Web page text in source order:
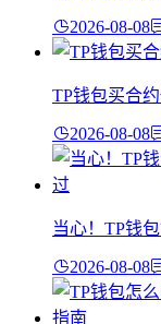
2026-08-08
TP钱包买合
2026-08-08
当心！TP钱
2026-08-08